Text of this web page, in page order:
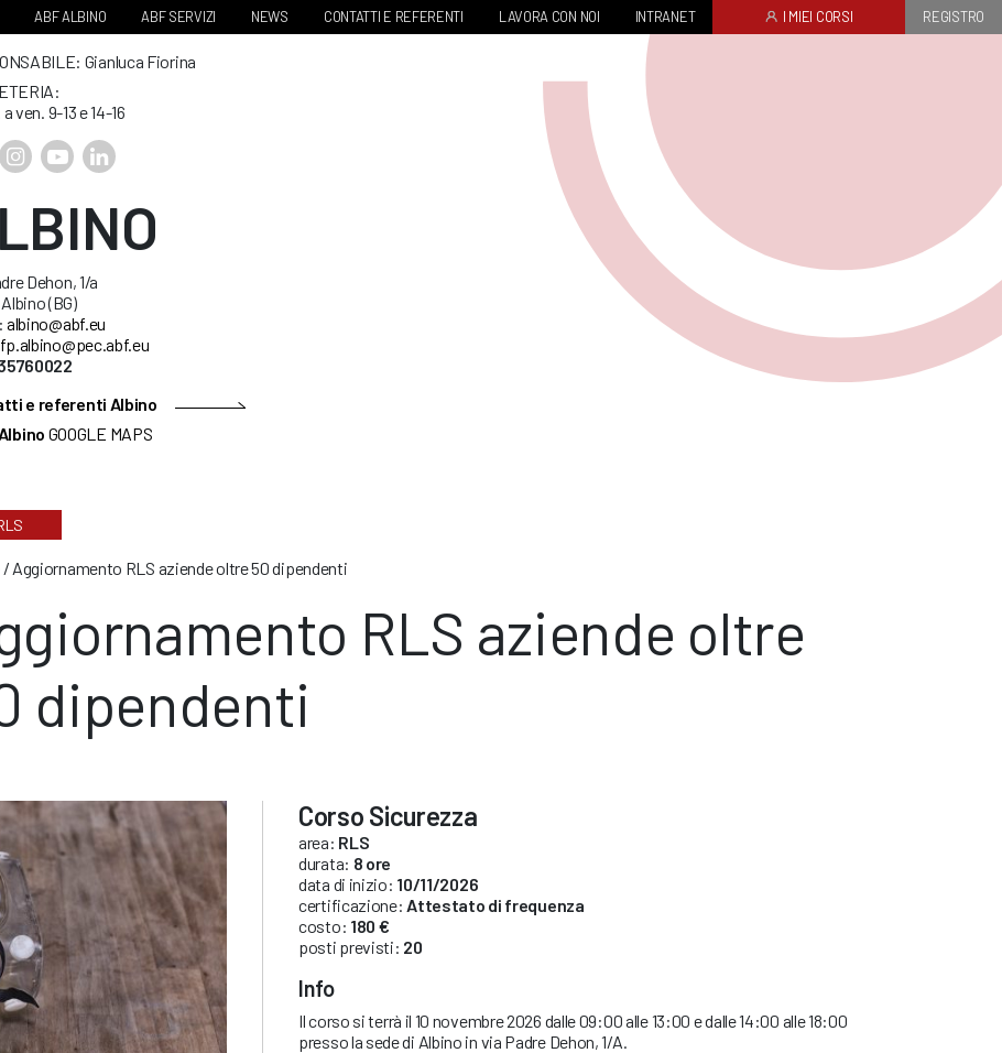
ABF ALBINO ABF SERVIZI NEWS CONTATTI E REFERENTI LAVORA CON NOI INTRANET I MIEI CORSI REGISTRO
Gianluca Fiorina
ven. 9-13 e 14-16
Dehon, 1/a
(BG)
albino@abf.eu
e referenti Albino
Albino GOOGLE MAPS
/ Aggiornamento RLS aziende oltre 50 dipendenti
RLS aziende oltre
dipendenti
Corso Sicurezza
area: RLS
durata: 8 ore
data di inizio: 10/11/2026
certificazione: Attestato di frequenza
costo: 180 €
posti previsti: 20
Info
Il corso si terrà il 10 novembre 2026 dalle 09:00 alle 13:00 e dalle 14:00 alle 18:00
presso la sede di Albino in via Padre Dehon, 1/A.